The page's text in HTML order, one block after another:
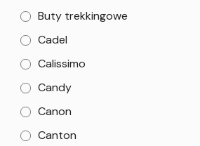
Buty trekkingowe
Cadel
Calissimo
Candy
Canon
Canton